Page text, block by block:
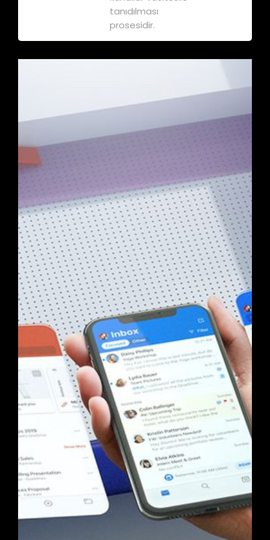
tanıdılması
prosesidir.